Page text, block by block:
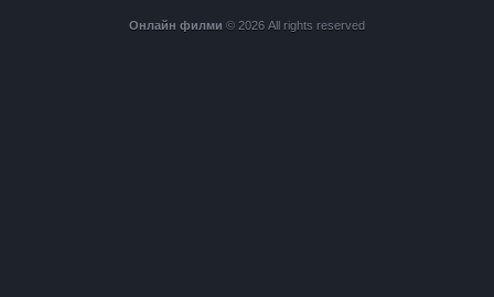
Онлайн филми © 2026 All rights reserved